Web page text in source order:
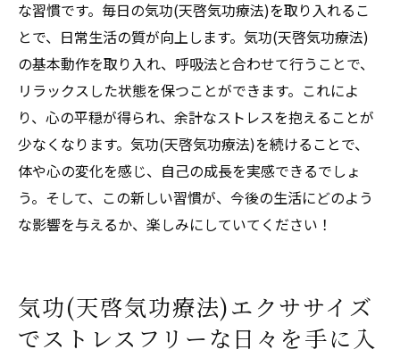
ギーの活用法
気功(天啓気功療法)エクササイズを通じて心の
調和を図る
心の安定を促進する気功(天啓気功療法)の呼
吸法
気功(天啓気功療法)で心のバランスを見つけ
る方法
気功(天啓気功療法)を通じた内面との向き合
い方
気功(天啓気功療法)で心を軽くするエクササ
イズ
心の調和を保つための気功(天啓気功療法)の
な習慣です。毎日の気功(天啓気功療法)を取り入れるこ
とで、日常生活の質が向上します。気功(天啓気功療法)
の基本動作を取り入れ、呼吸法と合わせて行うことで、
リラックスした状態を保つことができます。これによ
り、心の平穏が得られ、余計なストレスを抱えることが
少なくなります。気功(天啓気功療法)を続けることで、
体や心の変化を感じ、自己の成長を実感できるでしょ
う。そして、この新しい習慣が、今後の生活にどのよう
な影響を与えるか、楽しみにしていてください！
気功(天啓気功療法)エクササイズ
でストレスフリーな日々を手に入